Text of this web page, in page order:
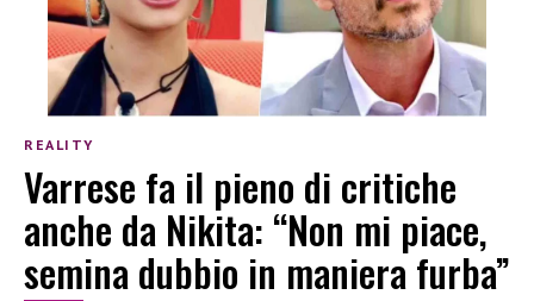
REALITY
Varrese fa il pieno di critiche
anche da Nikita: “Non mi piace,
semina dubbio in maniera furba”